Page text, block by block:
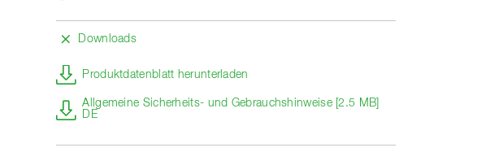
Downloads
Produktdatenblatt herunterladen
Allgemeine Sicherheits- und Gebrauchshinweise [2.5 MB]
DE